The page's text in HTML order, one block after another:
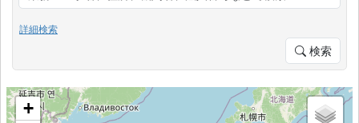
詳細検索
検索
+